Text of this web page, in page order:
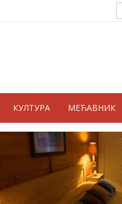
КУЛТУРА МЕЋАВНИК